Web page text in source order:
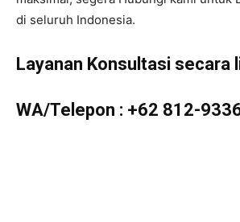
di seluruh Indonesia.
Layanan Konsultasi secara
WA/Telepon : +62 812-